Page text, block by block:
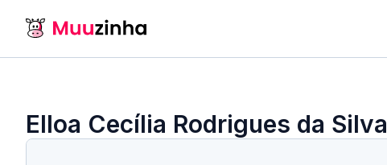
Elloa Cecília Rodrigues da Silva